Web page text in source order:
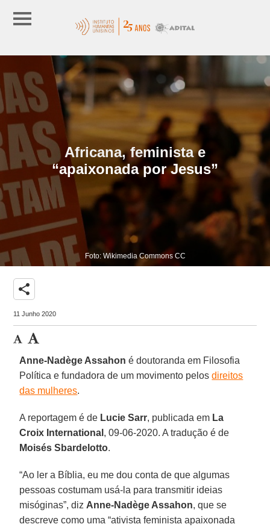
Africana, feminista e
“apaixonada por Jesus”
Foto: Wikimedia Commons CC
share
11 Junho 2020
Anne-Nadège Assahon é doutoranda em Filosofia
Política e fundadora de um movimento pelosdireitos
das mulheres.
A reportagem é de Lucie Sarr, publicada em La
Croix International , 09-06-2020. A tradução é de
Moisés Sbardelotto.
“Ao ler a Bíblia, eu me dou conta de que algumas
pessoas costumam usá-la para transmitir ideias
misóginas”, diz Anne-Nadège Assahon, que se
descreve como uma “ativista feminista apaixonada